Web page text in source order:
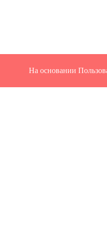
На основании